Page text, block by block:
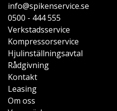
info@spikenservice.se
0500 - 444 555
Verkstadsservice
Kompressorservice
Hjulinställningsavtal
Rådgivning
Kontakt
Leasing
Om oss